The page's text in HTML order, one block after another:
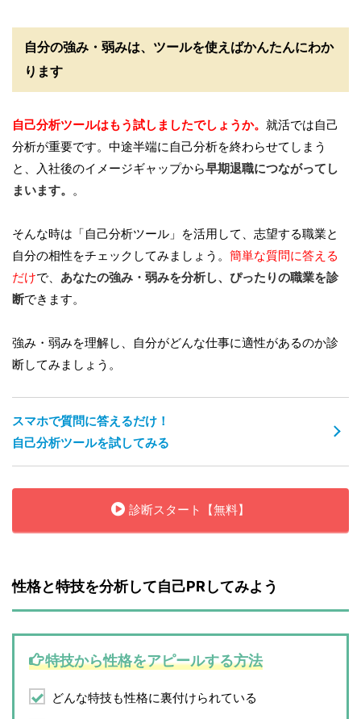
自分の強み・弱みは、ツールを使えばかんたんにわか
ります
自己分析ツールはもう試しましたでしょうか。 就活では自己
分析が重要です。中途半端に自己分析を終わらせてしまう
と、入社後のイメージギャップから早期退職につながってし
まいます。
。
そんな時は「自己分析ツール」を活用して、志望する職業と
自分の相性をチェックしてみましょう。 簡単な質問に答える
だけで、 あなたの強み・弱みを分析し、ぴったりの職業を診
断できます。
強み・弱みを理解し、自分がどんな仕事に適性があるのか診
断してみましょう。
スマホで質問に答えるだけ！
自己分析ツールを試してみる
診断スタート【無料】
性格と特技を分析して自己PRしてみよう
特技から性格をアピールする方法
どんな特技も性格に裏付けられている